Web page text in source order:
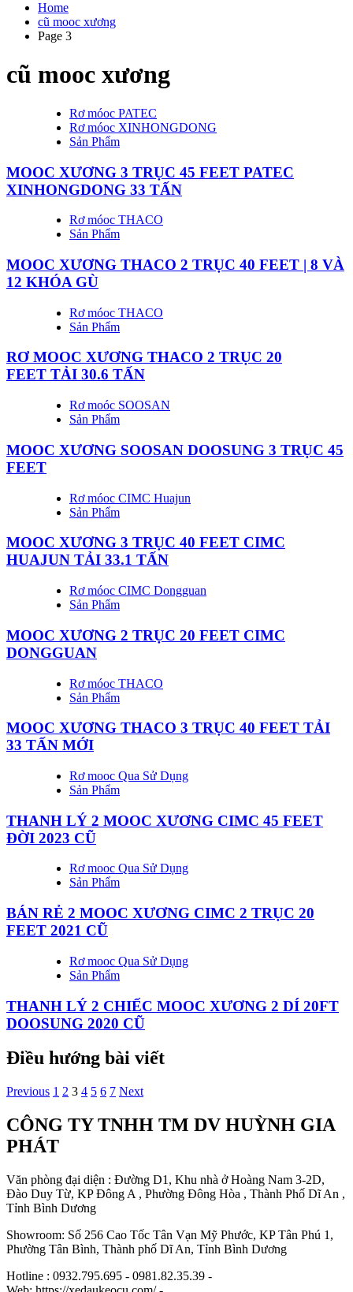
Home
cũ mooc xương
Page 3
cũ mooc xương
Rơ móoc PATEC
Rơ móoc XINHONGDONG
Sản Phẩm
MOOC XƯƠNG 3 TRỤC 45 FEET PATEC
XINHONGDONG 33 TẤN
Rơ móoc THACO
Sản Phẩm
MOOC XƯƠNG THACO 2 TRỤC 40 FEET | 8 VÀ
12 KHÓA GÙ
Rơ móoc THACO
Sản Phẩm
RƠ MOOC XƯƠNG THACO 2 TRỤC 20
FEET TẢI 30.6 TẤN
Rơ moóc SOOSAN
Sản Phẩm
MOOC XƯƠNG SOOSAN DOOSUNG 3 TRỤC 45
FEET
Rơ móoc CIMC Huajun
Sản Phẩm
MOOC XƯƠNG 3 TRỤC 40 FEET CIMC
HUAJUN TẢI 33.1 TẤN
Rơ móoc CIMC Dongguan
Sản Phẩm
MOOC XƯƠNG 2 TRỤC 20 FEET CIMC
DONGGUAN
Rơ móoc THACO
Sản Phẩm
MOOC XƯƠNG THACO 3 TRỤC 40 FEET TẢI
33 TẤN MỚI
Rơ mooc Qua Sử Dụng
Sản Phẩm
THANH LÝ 2 MOOC XƯƠNG CIMC 45 FEET
ĐỜI 2023 CŨ
Rơ mooc Qua Sử Dụng
Sản Phẩm
BÁN RẺ 2 MOOC XƯƠNG CIMC 2 TRỤC 20
FEET 2021 CŨ
Rơ mooc Qua Sử Dụng
Sản Phẩm
THANH LÝ 2 CHIẾC MOOC XƯƠNG 2 DÍ 20FT
DOOSUNG 2020 CŨ
Điều hướng bài viết
Previous 1 2 3 4 5 6 7 Next
CÔNG TY TNHH TM DV HUỲNH GIA
PHÁT
Văn phòng đại diện : Đường D1, Khu nhà ở Hoàng Nam 3-2D,
Đào Duy Từ, KP Đông A , Phường Đông Hòa , Thành Phố Dĩ An ,
Tỉnh Bình Dương
Showroom: Số 256 Cao Tốc Tân Vạn Mỹ Phước, KP Tân Phú 1,
Phường Tân Bình, Thành phố Dĩ An, Tỉnh Bình Dương
Hotline : 0932.795.695 - 0981.82.35.39 -